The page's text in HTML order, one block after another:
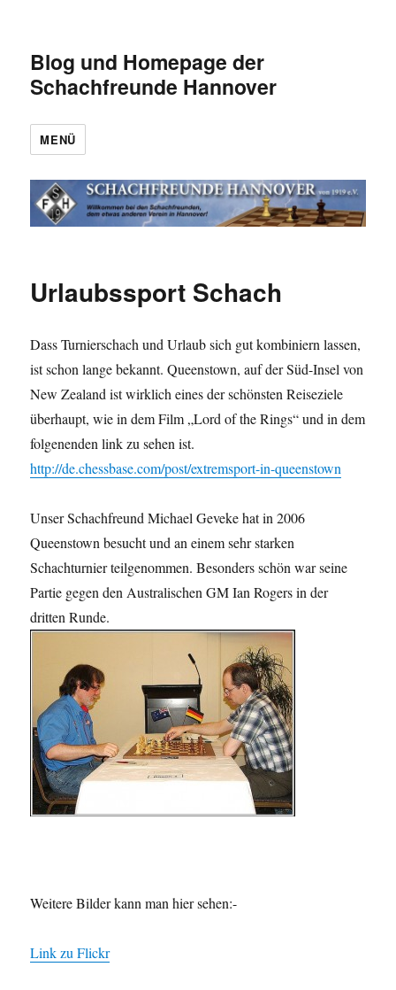
Blog und Homepage der
Schachfreunde Hannover
MENÜ
Urlaubssport Schach
Dass Turnierschach und Urlaub sich gut kombiniern lassen,
ist schon lange bekannt. Queenstown, auf der Süd-Insel von
New Zealand ist wirklich eines der schönsten Reiseziele
überhaupt, wie in dem Film „Lord of the Rings“ und in dem
folgenenden link zu sehen ist.
http://de.chessbase.com/post/extremsport-in-queenstown
Unser Schachfreund Michael Geveke hat in 2006
Queenstown besucht und an einem sehr starken
Schachturnier teilgenommen. Besonders schön war seine
Partie gegen den Australischen GM Ian Rogers in der
dritten Runde.
Weitere Bilder kann man hier sehen:-
Link zu Flickr